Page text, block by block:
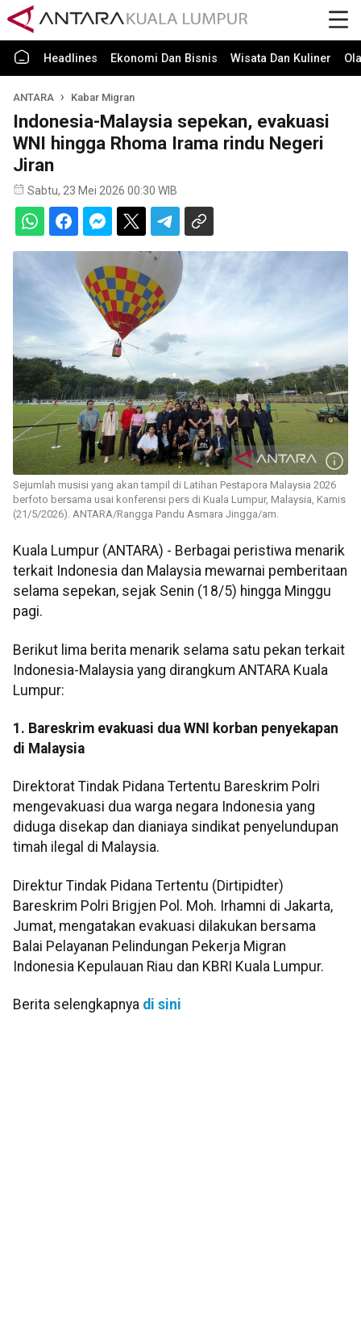
Headlines Ekonomi Dan Bisnis Wisata Dan Kuliner
ANTARA Kabar Migran
Indonesia-Malaysia sepekan, evakuasi
WNI hingga Rhoma Irama rindu Negeri
Jiran
Sabtu, 23 Mei 2026 00:30 WIB
Sejumlah musisi yang akan tampil di Latihan Pestapora Malaysia 2026
berfoto bersama usai konferensi pers di Kuala Lumpur, Malaysia, Kamis
(21/5/2026). ANTARA/Rangga Pandu Asmara Jingga/am.
Kuala Lumpur (ANTARA) - Berbagai peristiwa menarik
terkait Indonesia dan Malaysia mewarnai pemberitaan
selama sepekan, sejak Senin (18/5) hingga Minggu
pagi.
Berikut lima berita menarik selama satu pekan terkait
Indonesia-Malaysia yang dirangkum ANTARA Kuala
Lumpur:
1. Bareskrim evakuasi dua WNI korban penyekapan
di Malaysia
Direktorat Tindak Pidana Tertentu Bareskrim Polri
mengevakuasi dua warga negara Indonesia yang
diduga disekap dan dianiaya sindikat penyelundupan
timah ilegal di Malaysia.
Direktur Tindak Pidana Tertentu (Dirtipidter)
Bareskrim Polri Brigjen Pol. Moh. Irhamni di Jakarta,
Jumat, mengatakan evakuasi dilakukan bersama
Balai Pelayanan Pelindungan Pekerja Migran
Indonesia Kepulauan Riau dan KBRI Kuala Lumpur.
Berita selengkapnya di sini